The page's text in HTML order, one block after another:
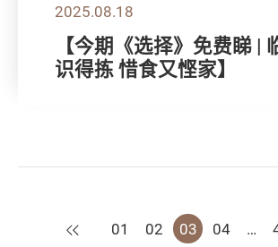
2025.08.18
【今期《选择》免费睇 |
识得拣 惜食又悭家】
上一页
01 02 03 04 …